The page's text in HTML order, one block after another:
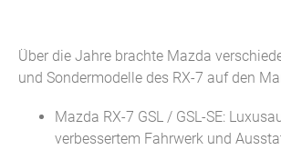
Über die Jahre brachte Mazda
und Sondermodelle des RX-7 auf den
Mazda RX-7 GSL / GSL-SE:
verbessertem Fahrwerk und